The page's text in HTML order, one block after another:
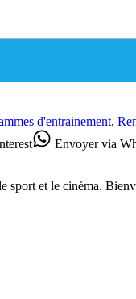
d'entrainement,
Envoyervia
et le cinéma.